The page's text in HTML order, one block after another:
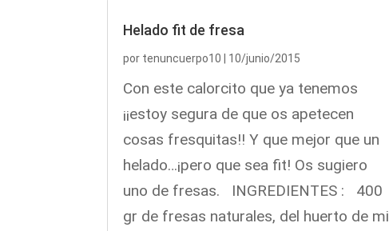
Helado fit de fresa
por tenuncuerpo10 | 10/junio/2015
Con este calorcito que ya tenemos
¡¡estoy segura de que os apetecen
cosas fresquitas!! Y que mejor que un
helado…¡pero que sea fit! Os sugiero
uno de fresas. INGREDIENTES : 400
gr de fresas naturales, del huerto de mi